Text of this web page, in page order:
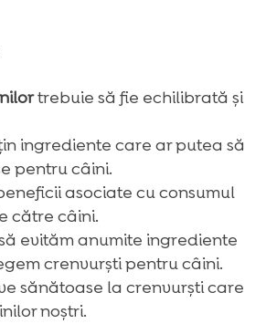
tău nu tolerează
și frecvența alimentării
riscurile crenvurștilor naturali
câinele a mâncat prea
și experiențe ale proprietarilor
trebuie să fie echilibrată și
ingrediente care ar putea să
pentru câini.
asociate cu consumul
către câini.
evităm anumite ingrediente
crenvurști pentru câini.
sănătoase la crenvurști care
noștri.